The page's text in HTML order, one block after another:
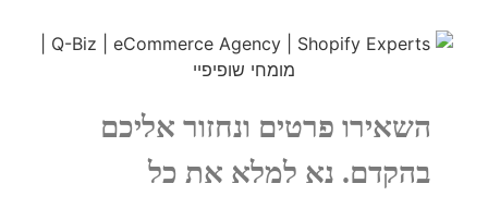
השאירו פרטים ונחזור אליכם
בהקדם. נא למלא את כל